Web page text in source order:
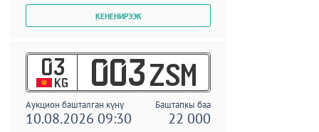
03
KG 003 ZSM
Аукцион башталган күнү Баштапкы баа
10.08.2026 09:30 22 000